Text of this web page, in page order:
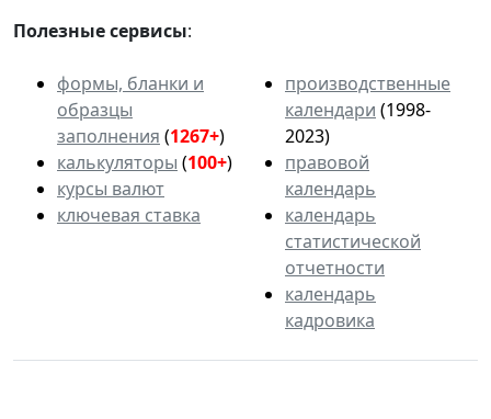
Полезные сервисы:
формы, бланки и
образцы
заполнения (1267+)
калькуляторы (100+)
курсы валют
ключевая ставка
производственные
календари (1998-
2023)
правовой
календарь
календарь
статистической
отчетности
календарь
кадровика